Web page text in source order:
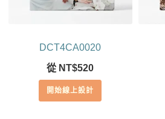
DCT4CA0020
從 NT$520
開始線上設計